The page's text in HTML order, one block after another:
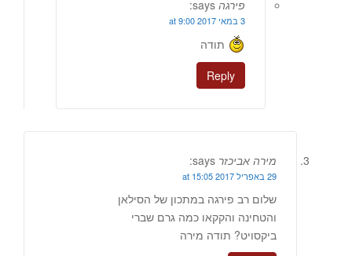
פירגה says:
3 במאי 2017 at 9:00
תודה
Reply
מירה אביכזר says:
29 באפריל 2017 at 15:05
שלום רב פירגה במתכון של הסילאן
והטחינה והקקאו כמה גרם שברי
ביקסויט? תודה מירה